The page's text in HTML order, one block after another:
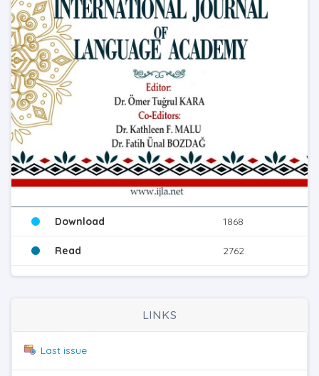
Download 1868
Read 2762
LINKS
Last issue